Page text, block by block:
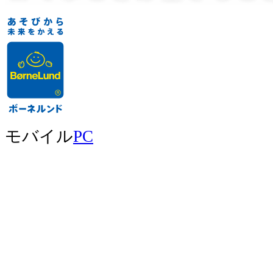
モバイルPC